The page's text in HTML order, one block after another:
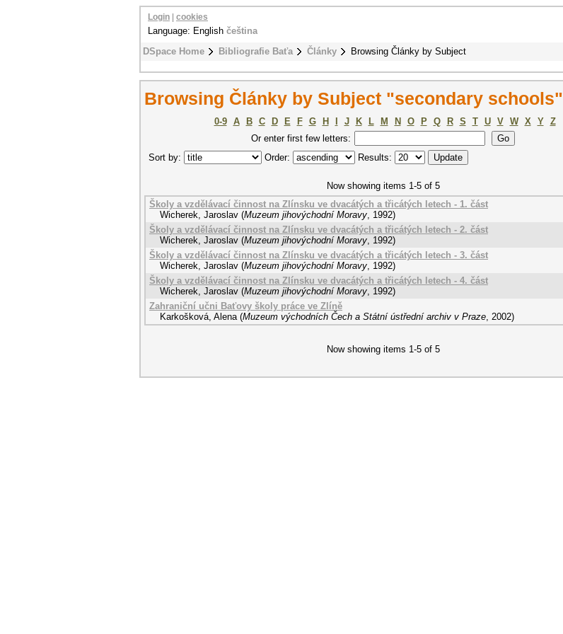
DSpace Home Bibliografie Baťa Články Browsing Články by Subject
Login cookies
Language: English čeština
Browsing Články by Subject "secondary schools"
0-9 A B C D E F G H J K L M N O P Q R S T U V W X Y
Z
Or enter first few letters:
Sort by:
Order: Results:
Now showing items 1-5 of 5
Školy a vzdělávací činnost na Zlínsku ve dvacátých a třicátých letech - 1. část
Wicherek, Jaroslav (Muzeum jihovýchodní Moravy, 1992)
Školy a vzdělávací činnost na Zlínsku ve dvacátých a třicátých letech - 2. část
Wicherek, Jaroslav (Muzeum jihovýchodní Moravy, 1992)
Školy a vzdělávací činnost na Zlínsku ve dvacátých a třicátých letech - 3. část
Wicherek, Jaroslav (Muzeum jihovýchodní Moravy, 1992)
Školy a vzdělávací činnost na Zlínsku ve dvacátých a třicátých letech - 4. část
Wicherek, Jaroslav (Muzeum jihovýchodní Moravy, 1992)
Zahraniční učni Baťovy školy práce ve Zlíně
Karkošková, Alena (Muzeum východních Čech a Státní ústřední archiv v Praze, 2002)
Now showing items 1-5 of 5